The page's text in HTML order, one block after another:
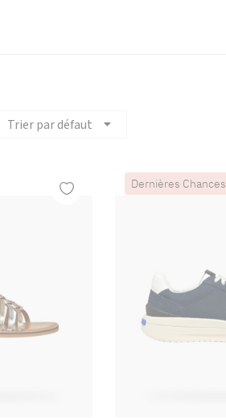
Trier par défaut
Dernières Chances